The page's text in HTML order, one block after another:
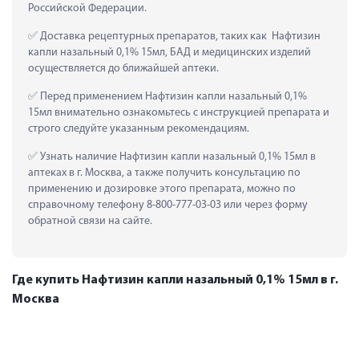
Российской Федерации.
Доставка рецептурных препаратов, таких как  Нафтизин
капли назальный 0,1% 15мл, БАД и медицинских изделий
осуществляется до ближайшей аптеки.
Перед применением Нафтизин капли назальный 0,1%
15мл внимательно ознакомьтесь с инструкцией препарата и
строго следуйте указанным рекомендациям.
Узнать наличие Нафтизин капли назальный 0,1% 15мл в
аптеках в г. Москва, а также получить консультацию по
применению и дозировке этого препарата, можно по
справочному телефону 8-800-777-03-03 или через форму
обратной связи на сайте.
Где купить Нафтизин капли назальный 0,1% 15мл в г.
Москва